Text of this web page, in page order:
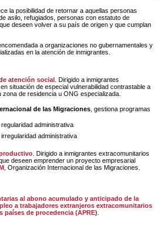
asilo, refugiados, personas con estatuto de
deseen volver a su país de origen y que cumplan
en la atención de inmigrantes.
atención social . Dirigido a inmigrantes
situación de especial vulnerabilidad contrastable a
de residencia u ONG especializada.
de las Migraciones, gestiona programas
regularidad administrativa
irregularidad administrativa
productivo . Dirigido a inmigrantes extracomunitarios
deseen emprender un proyecto empresarial
, Organización Internacional de las Migraciones.
a trabajadores extranjeros extracomunitarios
de procedencia (APRE)